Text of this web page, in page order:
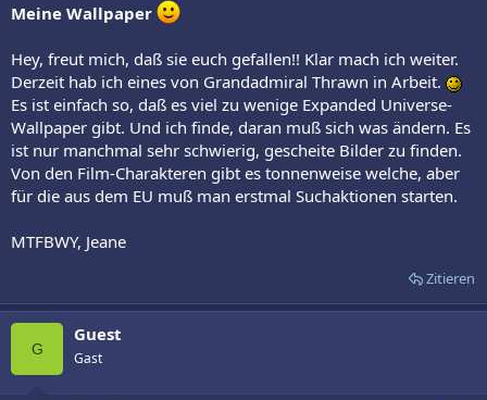
Meine Wallpaper
Hey, freut mich, daß sie euch gefallen!! Klar mach ich weiter.
Derzeit hab ich eines von Grandadmiral Thrawn in Arbeit.
Es ist einfach so, daß es viel zu wenige Expanded Universe-
Wallpaper gibt. Und ich finde, daran muß sich was ändern. Es
ist nur manchmal sehr schwierig, gescheite Bilder zu finden.
Von den Film-Charakteren gibt es tonnenweise welche, aber
für die aus dem EU muß man erstmal Suchaktionen starten.
MTFBWY, Jeane
Zitieren
G
Guest
Gast